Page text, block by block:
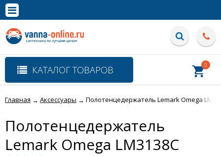
Полная версия сайта
КАТАЛОГ ТОВАРОВ 0
Главная → Аксессуары → Полотенцедержатель Lemark Omega
Полотенцедержатель
Lemark Omega LM3138C